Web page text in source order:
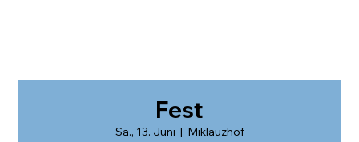
Fest
Sa., 13. Juni
  |
Miklauzhof